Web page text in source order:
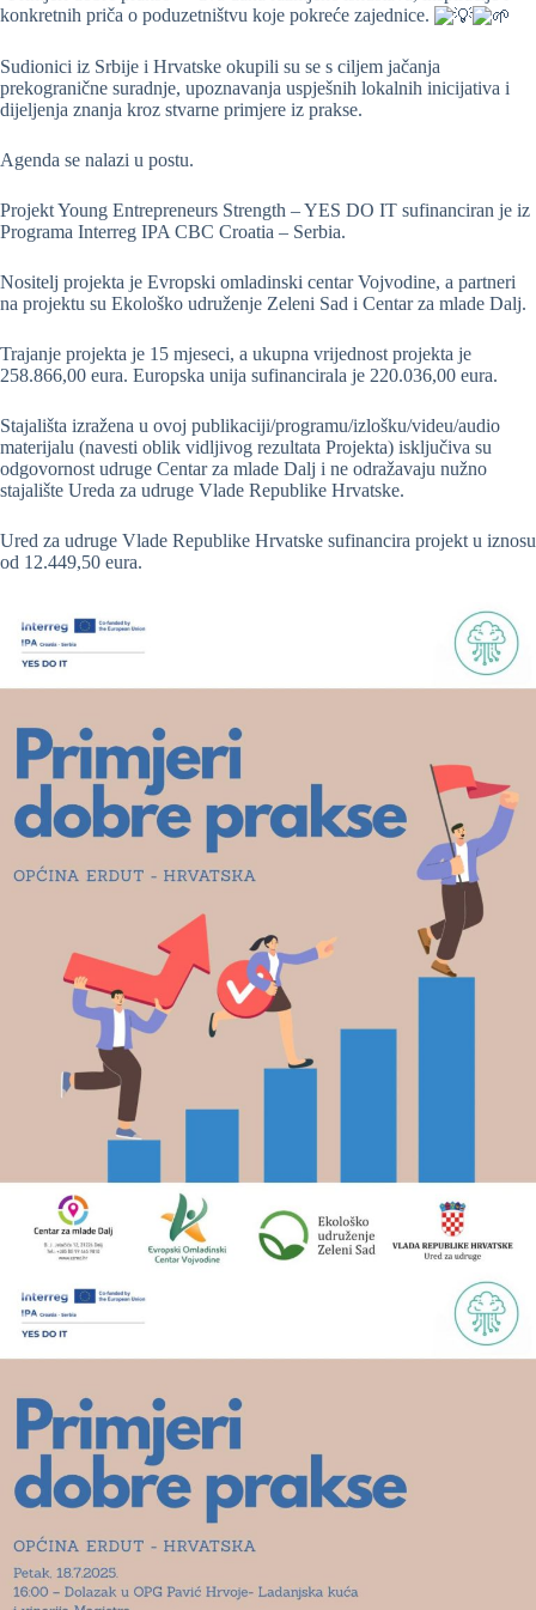
konkretnih priča o poduzetništvu koje pokreće zajednice.
Sudionici iz Srbije i Hrvatske okupili su se s ciljem jačanja
prekogranične suradnje, upoznavanja uspješnih lokalnih inicijativa i
dijeljenja znanja kroz stvarne primjere iz prakse.
Agenda se nalazi u postu.
Projekt Young Entrepreneurs Strength – YES DO IT sufinanciran je iz
Programa Interreg IPA CBC Croatia – Serbia.
Nositelj projekta je Evropski omladinski centar Vojvodine, a partneri
na projektu su Ekološko udruženje Zeleni Sad i Centar za mlade Dalj.
Trajanje projekta je 15 mjeseci, a ukupna vrijednost projekta je
258.866,00 eura. Europska unija sufinancirala je 220.036,00 eura.
Stajališta izražena u ovoj publikaciji/programu/izlošku/videu/audio
materijalu (navesti oblik vidljivog rezultata Projekta) isključiva su
odgovornost udruge Centar za mlade Dalj i ne odražavaju nužno
stajalište Ureda za udruge Vlade Republike Hrvatske.
Ured za udruge Vlade Republike Hrvatske sufinancira projekt u iznosu
od 12.449,50 eura.